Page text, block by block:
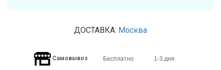
ДОСТАВКА: Москва
Самовывоз Бесплатно 1-3 дня